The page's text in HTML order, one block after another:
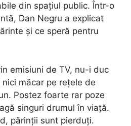
din spațiul public. Într-o
Dan Negru a explicat
și ce speră pentru
emisiuni de TV, nu-i duc
măcar pe rețele de
Postez foarte rar poze
singuri drumul în viață.
părinții sunt pierduți.